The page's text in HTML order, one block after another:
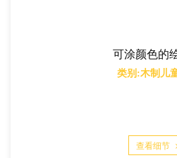
可涂颜色的
类别:木制儿
查看细节